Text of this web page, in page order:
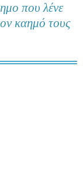
που λένε
καημό τους